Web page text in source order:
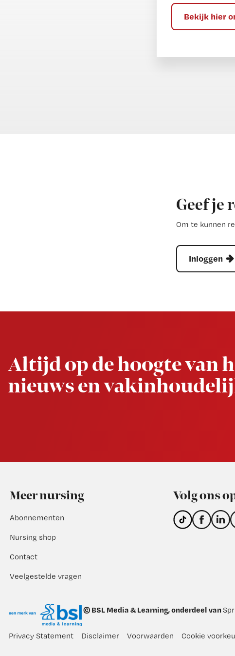
?
Bekijk hier
Geef je
Om te kunnen
Inloggen
Altijd op de hoogte van
nieuws en
Footer
Meer nursing
Abonnementen
Nursing shop
Contact
Veelgestelde vragen
Volg ons
© BSL Media & Learning, onderdeel van
Privacy Statement Disclaimer Voorwaarden Cookie